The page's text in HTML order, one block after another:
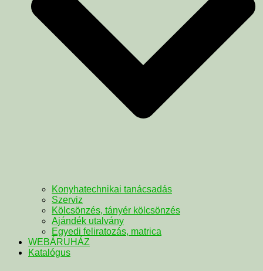
Konyhatechnikai tanácsadás
Szerviz
Kölcsönzés, tányér kölcsönzés
Ajándék utalvány
Egyedi feliratozás, matrica
WEBÁRUHÁZ
Katalógus